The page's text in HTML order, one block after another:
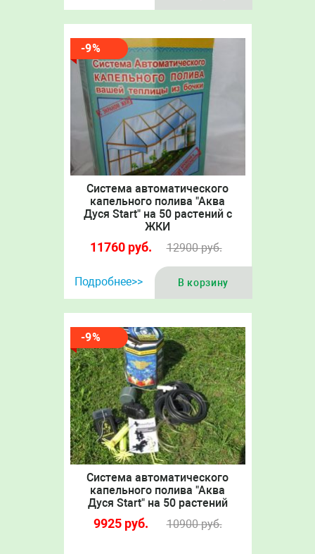
-9%
Система автоматического
капельного полива "Аква
Дуся Start" на 50 растений с
ЖКИ
11760 руб. 12900руб.
Подробнее>> В корзину
-9%
Система автоматического
капельного полива "Аква
Дуся Start" на 50 растений
9925 руб. 10900руб.